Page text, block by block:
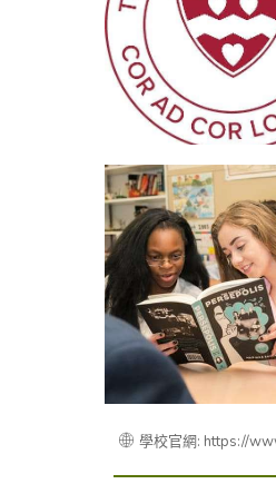
學校官網: https://